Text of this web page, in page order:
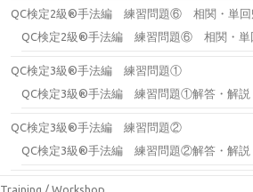
QC検定2級®手法編 練習問題⑥ 相関・単回
QC検定2級®手法編 練習問題⑥ 相関・単
QC検定3級®手法編 練習問題①
QC検定3級®手法編 練習問題①解答・解説
QC検定3級®手法編 練習問題②
QC検定3級®手法編 練習問題②解答・解説
Training / Workshop